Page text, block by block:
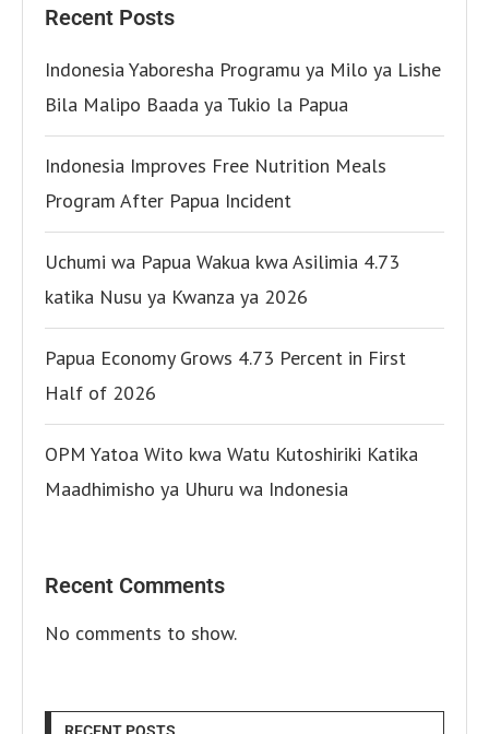
Recent Posts
Indonesia Yaboresha Programu ya Milo ya Lishe
Bila Malipo Baada ya Tukio la Papua
Indonesia Improves Free Nutrition Meals
Program After Papua Incident
Uchumi wa Papua Wakua kwa Asilimia 4.73
katika Nusu ya Kwanza ya 2026
Papua Economy Grows 4.73 Percent in First
Half of 2026
OPM Yatoa Wito kwa Watu Kutoshiriki Katika
Maadhimisho ya Uhuru wa Indonesia
Recent Comments
No comments to show.